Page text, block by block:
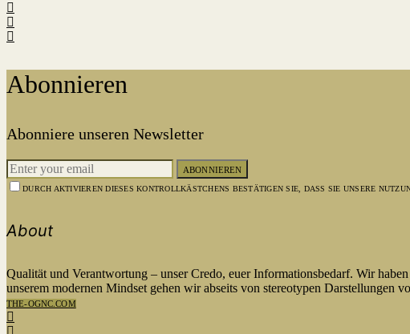
Abonnieren
Abonniere unseren Newsletter
ABONNIEREN
DURCH AKTIVIEREN DIESES KONTROLLKÄSTCHENS BESTÄTIGEN SIE, DASS SIE UNSERE
About
Qualität und Verantwortung – unser Credo, euer Informationsbedarf. Wir
unserem modernen Mindset gehen wir abseits von stereotypen Darstellungen
THE-OGNC.COM